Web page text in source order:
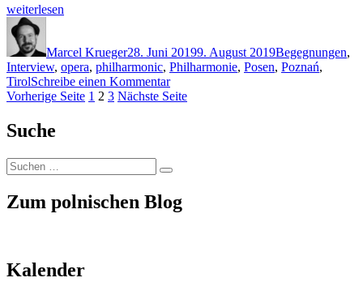
„Begegnungen
(II):
Allenstein/Olsztyn
und
Tirol“
weiterlesen
Marcel Krueger28. Juni 20199. August 2019Begegnungen,
Interview, opera, philharmonic, Philharmonie, Posen, Poznań,
TirolSchreibe einen Kommentarzu
Begegnungen
Seitennummerierung
der
Beiträge
Vorherige Seite Seite
1 Seite
2 Seite
3 Nächste Seite
Suche
Suchen
nach:
Suchen
Zum polnischen Blog
Kalender